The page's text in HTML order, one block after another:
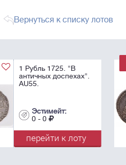
Вернуться к списку лотов
1 Рубль 1729.
перейти к лоту